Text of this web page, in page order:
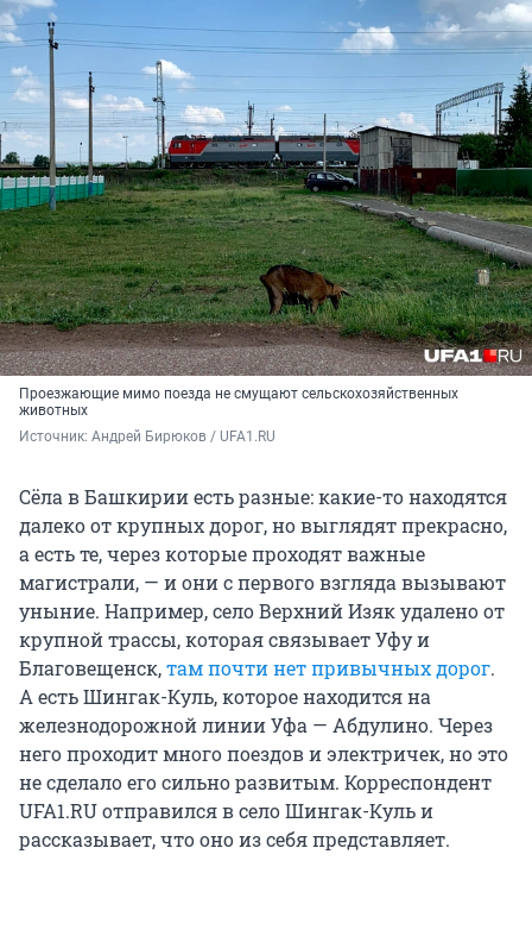
Проезжающие мимо поезда не смущают сельскохозяйственных
животных
Источник: Андрей Бирюков / UFA1.RU
Сёла в Башкирии есть разные: какие-то находятся
далеко от крупных дорог, но выглядят прекрасно,
а есть те, через которые проходят важные
магистрали, — и они с первого взгляда вызывают
уныние. Например, село Верхний Изяк удалено от
крупной трассы, которая связывает Уфу и
Благовещенск,там почти нет привычных дорог.
А есть Шингак-Куль, которое находится на
железнодорожной линии Уфа — Абдулино. Через
него проходит много поездов и электричек, но это
не сделало его сильно развитым. Корреспондент
UFA1.RU отправился в село Шингак-Куль и
рассказывает, что оно из себя представляет.